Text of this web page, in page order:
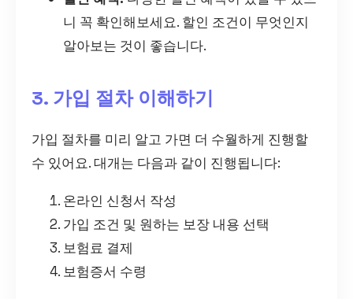
니 꼭 확인해보세요. 할인 조건이 무엇인지
알아보는 것이 좋습니다.
3. 가입 절차 이해하기
가입 절차를 미리 알고 가면 더 수월하게 진행할
수 있어요. 대개는 다음과 같이 진행됩니다:
온라인 신청서 작성
가입 조건 및 원하는 보장 내용 선택
보험료 결제
보험증서 수령